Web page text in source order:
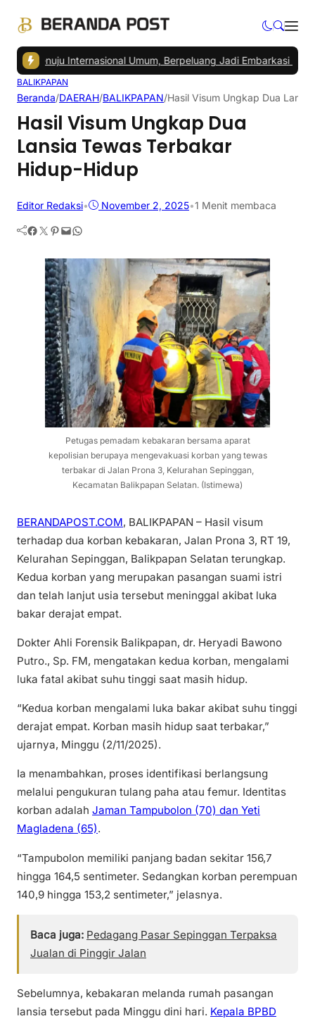
Menuju Internasional Umum, Berpeluang Jadi Embarkasi Haji|
BALIKPAPAN
Beranda/DAERAH/BALIKPAPAN/Hasil Visum Ungkap Dua
Hasil Visum Ungkap Dua
Lansia Tewas Terbakar
Hidup-Hidup
Editor Redaksi• November 2, 2025•1 Menit membaca
Facebook Twitter Pinterest Mail WhatsApp
Petugas pemadam kebakaran bersama aparat
kepolisian berupaya mengevakuasi korban yang tewas
terbakar di Jalan Prona 3, Kelurahan Sepinggan,
Kecamatan Balikpapan Selatan. (Istimewa)
BERANDAPOST.COM, BALIKPAPAN – Hasil visum
terhadap dua korban kebakaran, Jalan Prona 3, RT 19,
Kelurahan Sepinggan, Balikpapan Selatan terungkap.
Kedua korban yang merupakan pasangan suami istri
dan telah lanjut usia tersebut meninggal akibat luka
bakar derajat empat.
Dokter Ahli Forensik Balikpapan, dr. Heryadi Bawono
Putro., Sp. FM, mengatakan kedua korban, mengalami
luka fatal akibat suhu tinggi saat masih hidup.
“Kedua korban mengalami luka bakar akibat suhu tinggi
derajat empat. Korban masih hidup saat terbakar,”
ujarnya, Minggu (2/11/2025).
Ia menambahkan, proses identifikasi berlangsung
melalui pengukuran tulang paha atau femur. Identitas
korban adalah Jaman Tampubolon (70) dan Yeti
Magladena (65).
“Tampubolon memiliki panjang badan sekitar 156,7
hingga 164,5 sentimeter. Sedangkan korban perempuan
140,9 hingga 153,2 sentimeter,” jelasnya.
Baca juga: Pedagang Pasar Sepinggan Terpaksa
Jualan di Pinggir Jalan
Sebelumnya, kebakaran melanda rumah pasangan
lansia tersebut pada Minggu dini hari. Kepala BPBD